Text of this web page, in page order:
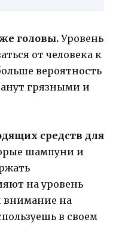
головы. Уровень
от человека к
вероятность
грязными и
средств для
шампуни и
на уровень
внимание на
в своем